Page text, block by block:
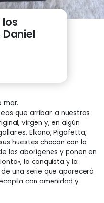
los
Daniel
mar.
que arriban a nuestras
virgen y, en algún
Elkano, Pigafetta,
huestes chocan con la
los aborígenes y ponen en
la conquista y la
una serie que aparecerá
con amenidad y